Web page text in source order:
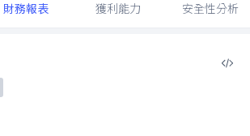
財務報表 獲利能力 安全性分析